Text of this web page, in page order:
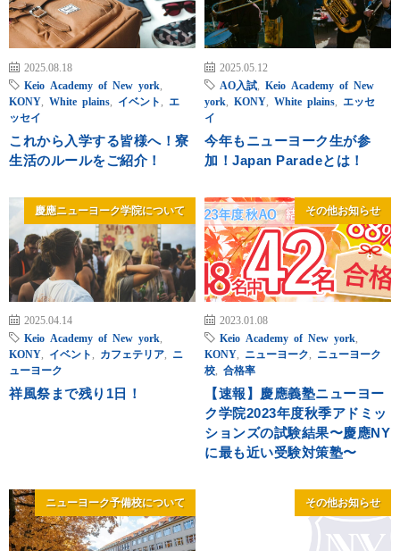
2025.08.18
Keio Academy of New york
KONY
White plains イベント
エ
ッセイ
これから入学する皆様へ！寮
生活のルールをご紹介！
2025.05.12
AO入試
Keio Academy of New
york
KONY White plains
エッセ
イ
今年もニューヨーク生が参
加！Japan Paradeとは！
慶應ニューヨーク学院について
2025.04.14
Keio Academy of New york
KONY
イベント カフェテリア
ニ
ューヨーク
祥風祭まで残り1日！
その他お知らせ
2023.01.08
Keio Academy of New york
KONY
ニューヨーク
ニューヨーク
校
合格率
【速報】慶應義塾ニューヨー
ク学院2023年度秋季アドミッ
ションズの試験結果〜慶應NY
に最も近い受験対策塾〜
ニューヨーク予備校について その他お知らせ